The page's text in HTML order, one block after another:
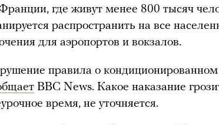
где живут менее 800 тысяч
распространить на все
для аэропортов и вокзалов.
правила о кондиционированном
BBC News. Какое наказание
время, не уточняется.